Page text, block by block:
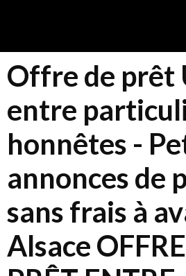
Offre de prêt
entre
honnêtes -
annonces de
sans frais à
Alsace